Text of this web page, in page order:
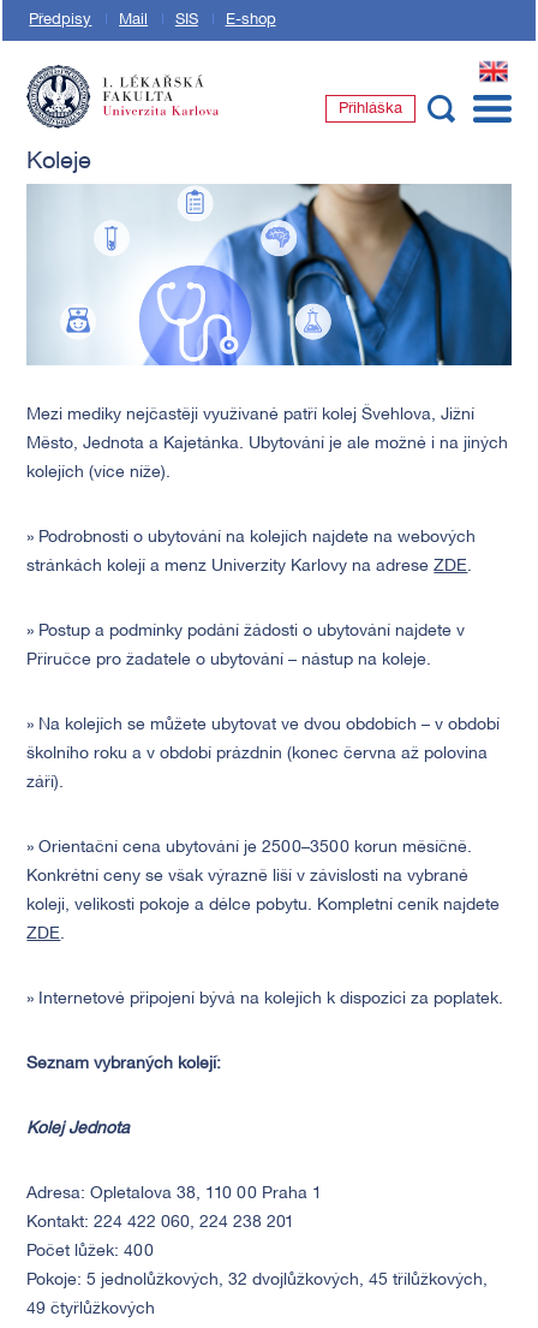
Předpisy Mail SIS E-shop
EN
Přihláška
Koleje
Mezi mediky nejčastěji využívané patří kolej Švehlova, Jižní
Město, Jednota a Kajetánka. Ubytování je ale možné i na jiných
kolejích (více níže).
» Podrobnosti o ubytování na kolejích najdete na webových
stránkách kolejí a menz Univerzity Karlovy na adreseZDE
» Postup a podmínky podání žádosti o ubytování najdete v
Příručce pro žadatele o ubytování – nástup na koleje.
» Na kolejích se můžete ubytovat ve dvou obdobích – v období
školního roku a v období prázdnin (konec června až polovina
září).
» Orientační cena ubytování je 2500–3500 korun měsíčně.
Konkrétní ceny se však výrazně liší v závislosti na vybrané
koleji, velikosti pokoje a délce pobytu. Kompletní ceník najdete
ZDE
» Internetové připojení bývá na kolejích k dispozici za poplatek.
Seznam vybraných kolejí:
Kolej Jednota
Adresa: Opletalova 38, 110 00 Praha 1
Kontakt: 224 422 060, 224 238 201
Počet lůžek: 400
Pokoje: 5 jednolůžkových, 32 dvojlůžkových, 45 třílůžkových,
49 čtyřlůžkových